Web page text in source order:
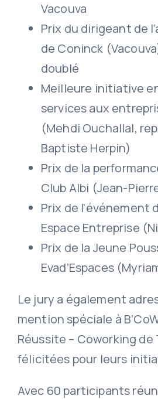
Vacouva
Prix du dirigeant de
de Coninck
doublé
Meilleure initiative
services aux
(Mehdi Ouchallal,
Baptiste Herpin)
Prix de la
Club Albi (Jean-
Prix de l’événement
Espace Entreprise
Prix de la Jeune
Evad’Espaces
Le jury a également
mention spéciale à
Réussite – Coworking de
félicitées pour leurs
Avec 60 participants